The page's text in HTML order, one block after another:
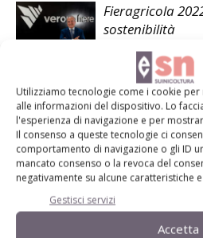
Utilizziamo tecnologie come i cookie
alle informazioni del dispositivo. Lo
l'esperienza di navigazione e per
Il consenso a queste tecnologie ci
comportamento di navigazione o gli ID
mancato consenso o la revoca del
negativamente su alcune caratteristiche
Gestisci servizi
Accetta
Fieragricola
sostenibilità
Polveri sottili,
zootecnia
LASCIA UN COMMENTO